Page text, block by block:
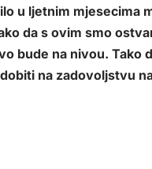
u ljetnim mjesecima
da s ovim smo
bude na nivou. Tako
na zadovoljstvu